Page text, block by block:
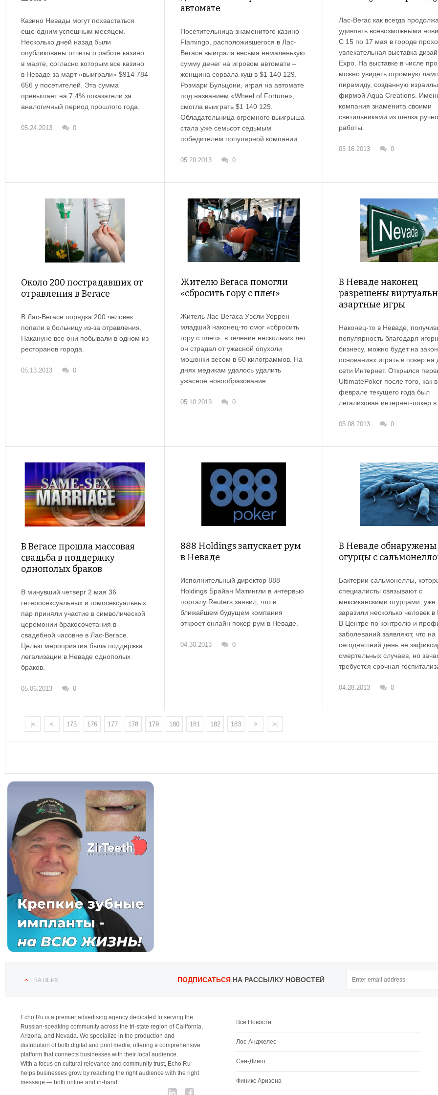
Казино Невады могут похвастаться
еще одним успешным месяцем.
Несколько дней назад были
опубликованы отчеты о работе казино
в марте, согласно которым все казино
в Неваде за март «выиграли» $914 784
656 у посетителей. Эта сумма
превышает на 7,4% показатели за
аналогичный период прошлого года.
05.24.2013 0
автомате
Посетительница знаменитого казино
Flamingo, расположившегося в Лас-
Вегасе выиграла весьма немаленькую
сумму денег на игровом автомате –
женщина сорвала куш в $1 140 129.
Розмари Бульцони, играя на автомате
под названием «Wheel of Fortune»,
смогла выиграть $1 140 129.
Обладательница огромного выигрыша
стала уже семьсот седьмым
победителем популярной компании.
05.20.2013 0
Лас-Вегас как всегда
удивлять всевозможными
С 15 по 17 мая в городе
увлекательная выставка
Expo. На выставке в числе
можно увидеть огромную
пирамиду, созданную
фирмой Aqua Creations.
компания знаменита своими
светильниками из шелка
работы.
05.16.2013 0
Около 200 пострадавших от
отравления в Вегасе
В Лас-Вегасе порядка 200 человек
попали в больницу из-за отравления.
Накануне все они побывали в одном из
ресторанов города.
05.13.2013 0
Жителю Вегаса помогли
«сбросить гору с плеч»
Житель Лас-Вегаса Уэсли Уоррен-
младший наконец-то смог «сбросить
гору с плеч»: в течение нескольких лет
он страдал от ужасной опухоли
мошонки весом в 60 килограммов. На
днях медикам удалось удалить
ужасное новообразование.
05.10.2013 0
В Неваде наконец
разрешены
азартные игры
Наконец-то в Неваде,
популярность благодаря
бизнесу, можно будет на
основаниях играть в покер на
сети Интернет. Открылся
UltimatePoker после того, как в
феврале текущего года был
легализован интернет-покер
05.08.2013 0
В Вегасе прошла массовая
свадьба в поддержку
однополых браков
В минувший четверг 2 мая 36
гетеросексуальных и гомосексуальных
пар приняли участие в символической
церемонии бракосочетания в
свадебной часовне в Лас-Вегасе.
Целью мероприятия была поддержка
легализации в Неваде однополых
браков.
05.06.2013 0
888 Holdings запускает рум
в Неваде
Исполнительный директор 888
Holdings Брайан Матингли в интервью
порталу Reuters заявил, что в
ближайшем будущем компания
откроет онлайн покер рум в Неваде.
04.30.2013 0
В Неваде обнаружены
огурцы с
Бактерии сальмонеллы,
специалисты связывают с
мексиканскими огурцами, уже
заразили несколько человек в
В Центре по контролю и
заболеваний заявляют, что на
сегодняшний день не
смертельных случаев, но
требуется срочная
04.28.2013 0
|< < 175 176 177 178 179 180 181 182 183 > >|
НА ВЕРХ ПОДПИСАТЬСЯНА РАССЫЛКУ НОВОСТЕЙ
Echo Ru is a premier advertising agency dedicated to serving the
Russian-speaking community across the tri-state region of California,
Arizona, and Nevada. We specialize in the production and
distribution of both digital and print media, offering a comprehensive
platform that connects businesses with their local audience.
With a focus on cultural relevance and community trust, Echo Ru
helps businesses grow by reaching the right audience with the right
message — both online and in-hand.
Все Новости
Лос-Анджелес
Сан-Диего
Финикс Аризона